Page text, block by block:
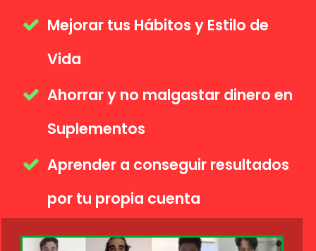
Mejorar tus Hábitos y Estilo de
Vida
Ahorrar y no malgastar dinero en
Suplementos
Aprender a conseguir resultados
por tu propia cuenta